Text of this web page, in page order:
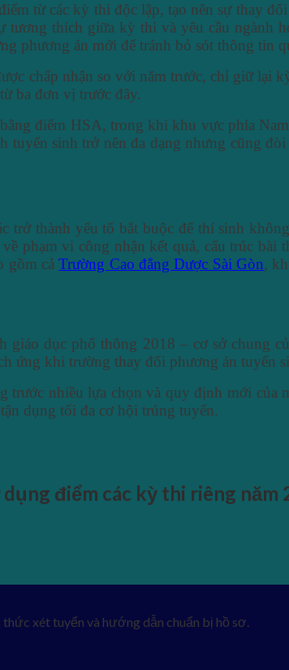
từ các kỳ thi độc lập, tạo nên sự thay
tương thích giữa kỳ thi và yêu cầu
phương án mới để tránh bỏ sót thông tin
chấp nhận so với năm trước, chỉ giữ lại
ba đơn vị trước đây.
điểm HSA, trong khi khu vực phía
sinh trở nên đa dạng nhưng cũng
trở thành yếu tố bắt buộc để thí sinh
phạm vi công nhận kết quả, cấu trúc bài
gồm cảTrường Cao đẳng Dược Sài Gòn,
dục phổ thông 2018 – cơ sở chung
ứng khi trường thay đổi phương án tuyển
nhiều lựa chọn và quy định mới của
dụng tối đa cơ hội trúng tuyển.
điểm các kỳ thi riêng năm
xét tuyển và hướng dẫn chuẩn bị hồ sơ.